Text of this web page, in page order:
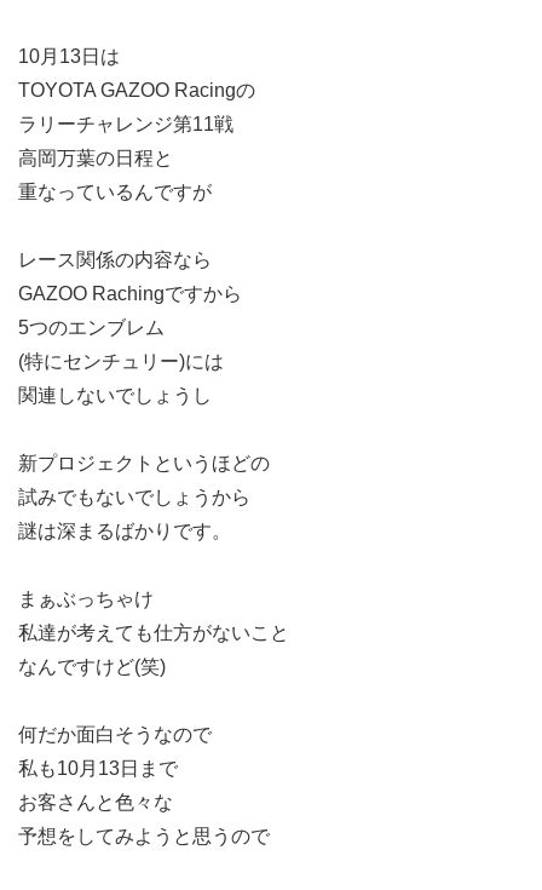
10月13日は
TOYOTA GAZOO Racingの
ラリーチャレンジ第11戦
高岡万葉の日程と
重なっているんですが
レース関係の内容なら
GAZOO Rachingですから
5つのエンブレム
(特にセンチュリー)には
関連しないでしょうし
新プロジェクトというほどの
試みでもないでしょうから
謎は深まるばかりです。
まぁぶっちゃけ
私達が考えても仕方がないこと
なんですけど(笑)
何だか面白そうなので
私も10月13日まで
お客さんと色々な
予想をしてみようと思うので